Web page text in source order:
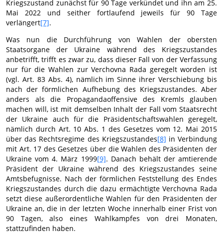
Kriegszustand zunächst für 90 Tage verkündet und ihn am 25.
Mai 2022 und seither fortlaufend jeweils für 90 Tage
verlängert[7].
Was nun die Durchführung von Wahlen der obersten
Staatsorgane der Ukraine während des Kriegszustandes
anbetrifft, trifft es zwar zu, dass dieser Fall von der Verfassung
nur für die Wahlen zur Verchovna Rada geregelt worden ist
(vgl. Art. 83 Abs. 4), nämlich im Sinne ihrer Verschiebung bis
nach der förmlichen Aufhebung des Kriegszustandes. Aber
anders als die Propagandaoffensive des Kremls glauben
machen will, ist mit demselben Inhalt der Fall vom Staatsrecht
der Ukraine auch für die Präsidentschaftswahlen geregelt,
nämlich durch Art. 10 Abs. 1 des Gesetzes vom 12. Mai 2015
über das Rechtsregime des Kriegszustandes[8] in Verbindung
mit Art. 17 des Gesetzes über die Wahlen des Präsidenten der
Ukraine vom 4. März 1999[9]. Danach behält der amtierende
Präsident der Ukraine während des Kriegszustandes seine
Amtsbefugnisse. Nach der förmlichen Feststellung des Endes
Kriegszustandes durch die dazu ermächtigte Verchovna Rada
setzt diese außerordentliche Wahlen für den Präsidenten der
Ukraine an, die in der letzten Woche innerhalb einer Frist von
90 Tagen, also eines Wahlkampfes von drei Monaten,
stattzufinden haben.